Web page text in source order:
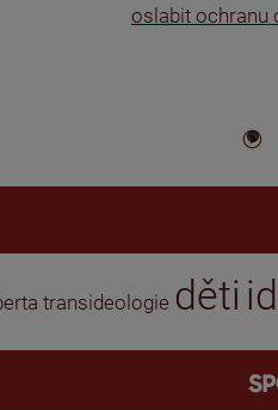
oslabit ochranu
transideologie děti